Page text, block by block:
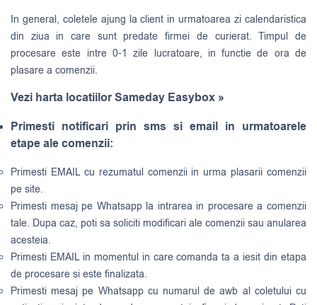
In general, coletele ajung la client in urmatoarea zi calendaristica
din ziua in care sunt predate firmei de curierat. Timpul de
procesare este intre 0-1 zile lucratoare, in functie de ora de
plasare a comenzii.
Vezi harta locatiilor Sameday Easybox »
Primesti notificari prin sms si email in urmatoarele
etape ale comenzii:
Primesti EMAIL cu rezumatul comenzii in urma plasarii comenzii
pe site.
Primesti mesaj pe Whatsapp la intrarea in procesare a comenzii
tale. Dupa caz, poti sa soliciti modificari ale comenzii sau anularea
acesteia.
Primesti EMAIL in momentul in care comanda ta a iesit din etapa
de procesare si este finalizata.
Primesti mesaj pe Whatsapp cu numarul de awb al coletului cu